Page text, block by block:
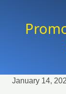
January 14,